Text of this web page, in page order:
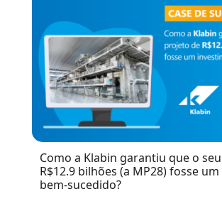
Como a Klabin garantiu que o
R$12.9 bilhões (a MP28) fosse
bem-sucedido?